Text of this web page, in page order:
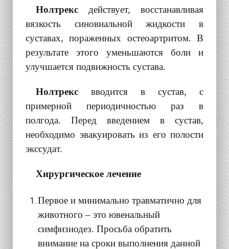
Нолтрекс действует, восстанавливая
вязкость синовиальной жидкости в
суставах, пораженных остеоартритом. В
результате этого уменьшаются боли и
улучшается подвижность сустава.
Нолтрекс вводится в сустав, с
примерной периодичностью раз в
полгода. Перед введением в сустав,
необходимо эвакуировать из его полости
экссудат.
Хирургическое лечение
Первое и минимально травматично для
животного – это ювенальный
симфизиодез. Просьба обратить
внимание на сроки выполнения данной